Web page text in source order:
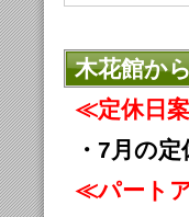
木花館か
≪定休日
・7月 の定
≪パート